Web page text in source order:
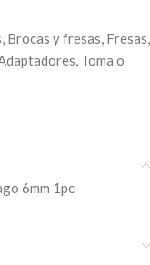
, Brocas y fresas, Fresas,
, Toma o
6mm 1pc